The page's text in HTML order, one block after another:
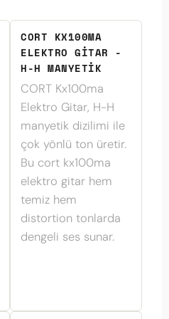
CORT KX100MA
ELEKTRO GITAR -
H-H MANYETIK
CORT Kx100ma
Elektro Gitar, H-H
manyetik dizilimi ile
çok yönlü ton üretir.
Bu cort kx100ma
elektro gitar hem
temiz hem
distortion tonlarda
dengeli ses sunar.